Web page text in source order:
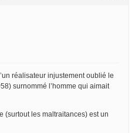
réalisateur injustement oublié le
surnommé l’homme qui aimait
(surtout les maltraitances) est un